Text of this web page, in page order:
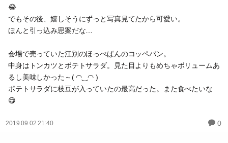
😂
でもその後、嬉しそうにずっと写真見てたから可愛い。
ほんと引っ込み思案だな…
会場で売っていた江別のほっぺぱんのコッペパン。
中身はトンカツとポテトサラダ。見た目よりもめちゃボリュームあ
るし美味しかった～( ◠‿◠ )
ポテトサラダに枝豆が入っていたの最高だった。また食べたいな
😋
2019.09.02 21:40 0